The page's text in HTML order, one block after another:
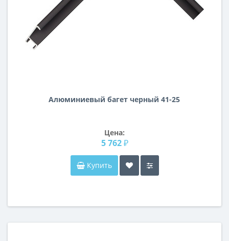
Алюминиевый багет черный 41-25
Цена:
5 762 ₽
Купить